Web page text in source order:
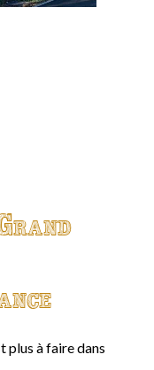
plus à faire dans